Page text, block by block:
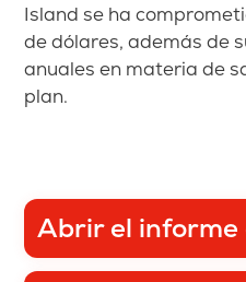
Island se ha
de dólares, además de
anuales en materia de
plan.
Abrir el informe